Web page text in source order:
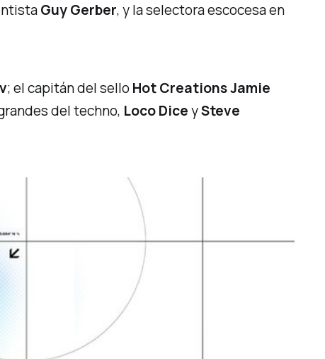
Guy Gerber, y la selectora escocesa en
; el capitán del selloHot CreationsJamie
deltechno, Loco DiceySteve